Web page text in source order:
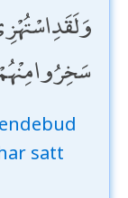
وَلَقَدِ
سَخِرُوا
satt